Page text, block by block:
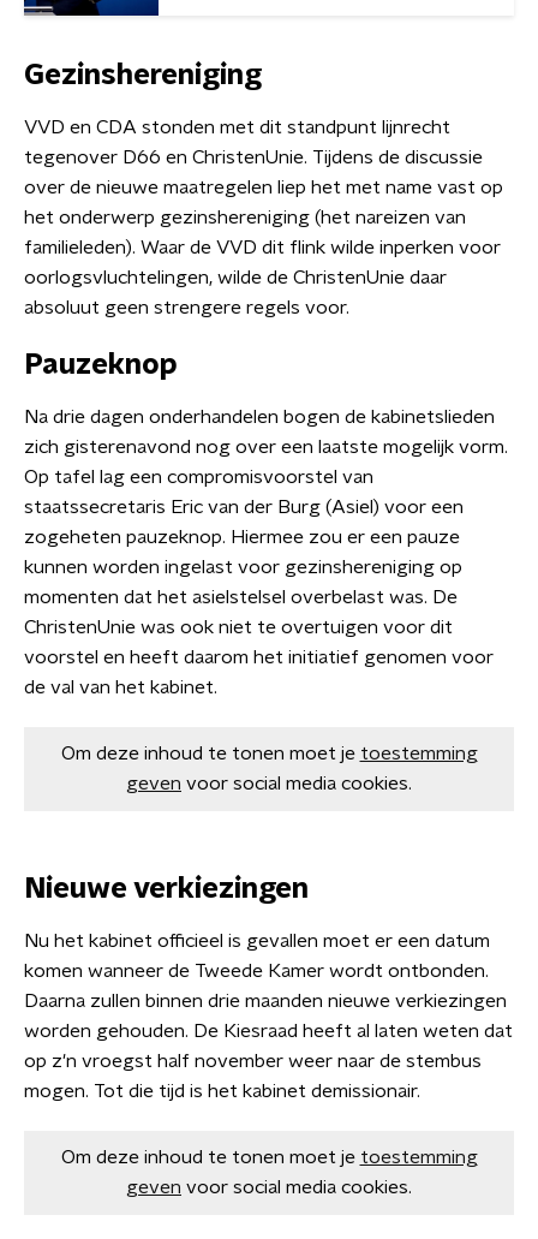
Gezinshereniging
VVD en CDA stonden met dit standpunt lijnrecht
tegenover D66 en ChristenUnie. Tijdens de discussie
over de nieuwe maatregelen liep het met name vast op
het onderwerp gezinshereniging (het nareizen van
familieleden). Waar de VVD dit flink wilde inperken voor
oorlogsvluchtelingen, wilde de ChristenUnie daar
absoluut geen strengere regels voor.
Pauzeknop
Na drie dagen onderhandelen bogen de kabinetslieden
zich gisterenavond nog over een laatste mogelijk vorm.
Op tafel lag een compromisvoorstel van
staatssecretaris Eric van der Burg (Asiel) voor een
zogeheten pauzeknop. Hiermee zou er een pauze
kunnen worden ingelast voor gezinshereniging op
momenten dat het asielstelsel overbelast was. De
ChristenUnie was ook niet te overtuigen voor dit
voorstel en heeft daarom het initiatief genomen voor
de val van het kabinet.
Om deze inhoud te tonen moet je toestemming
geven voor social media cookies.
Nieuwe verkiezingen
Nu het kabinet officieel is gevallen moet er een datum
komen wanneer de Tweede Kamer wordt ontbonden.
Daarna zullen binnen drie maanden nieuwe verkiezingen
worden gehouden. De Kiesraad heeft al laten weten dat
op z'n vroegst half november weer naar de stembus
mogen. Tot die tijd is het kabinet demissionair.
Om deze inhoud te tonen moet je toestemming
geven voor social media cookies.